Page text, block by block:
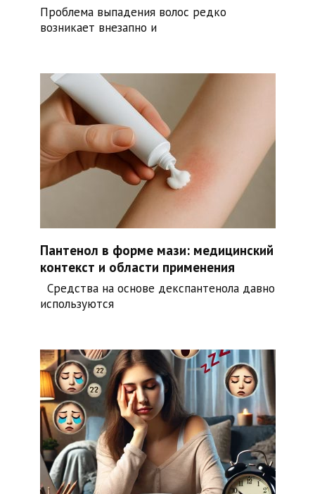
Проблема выпадения волос редко
возникает внезапно и
Пантенол в форме мази: медицинский
контекст и области применения
Средства на основе декспантенола давно
используются